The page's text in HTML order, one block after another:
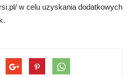
w celu uzyskania dodatkowych